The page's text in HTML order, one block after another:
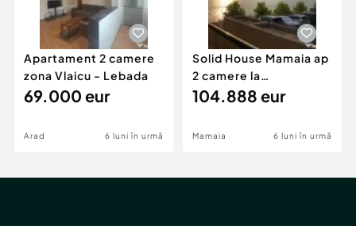
Apartament 2 camere
zona Vlaicu - Lebada
69.000 eur
Arad 6 luni în urmă
Solid House Mamaia ap
2 camere la
cheie,langa Mega
104.888 eur
Mamaia 6 luni în urmă